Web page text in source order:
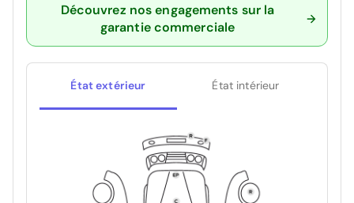
Découvrez nos engagements sur la
garantie commerciale
État extérieur État intérieur